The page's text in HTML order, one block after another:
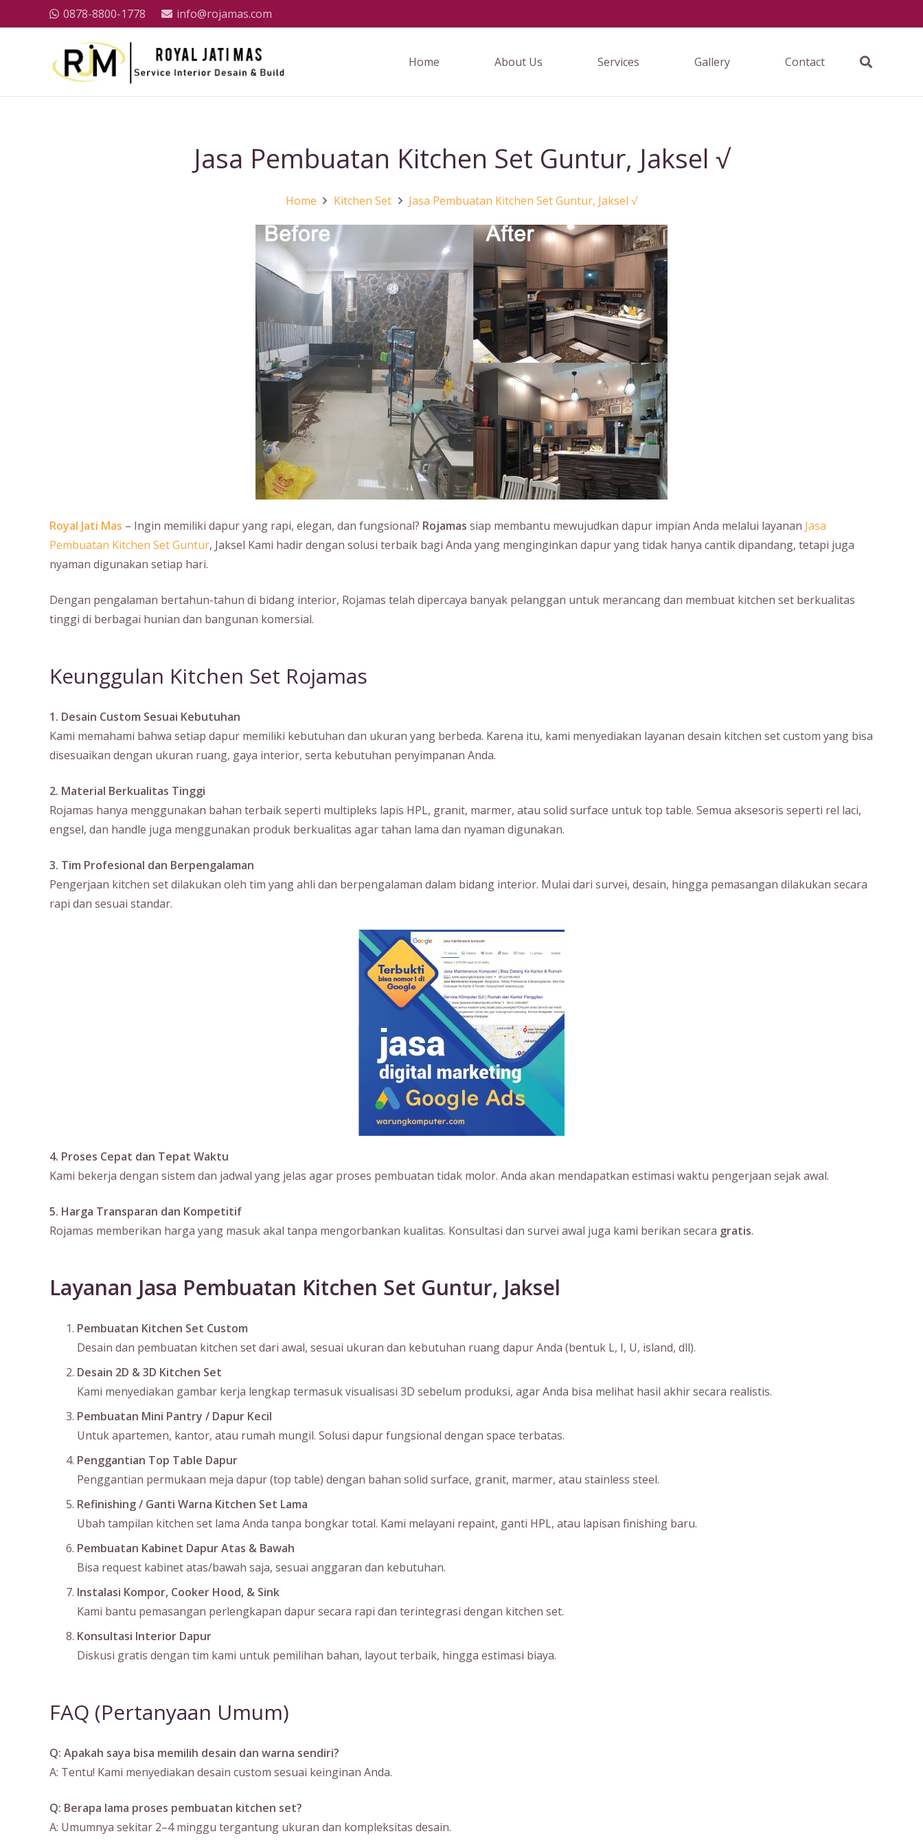
0878-8800-1778 info@rojamas.com
Home About Us Services Gallery Contact
Jasa Pembuatan Kitchen Set Guntur, Jaksel √
Home Kitchen Set Jasa Pembuatan Kitchen Set Guntur, Jaksel √
Royal Jati Mas – Ingin memiliki dapur yang rapi, elegan, dan fungsional? Rojamas siap membantu mewujudkan dapur impian Anda melalui layanan Jasa
Pembuatan Kitchen Set Guntur, Jaksel Kami hadir dengan solusi terbaik bagi Anda yang menginginkan dapur yang tidak hanya cantik dipandang, tetapi juga
nyaman digunakan setiap hari.
Dengan pengalaman bertahun-tahun di bidang interior, Rojamas telah dipercaya banyak pelanggan untuk merancang dan membuat kitchen set berkualitas
tinggi di berbagai hunian dan bangunan komersial.
Keunggulan Kitchen Set Rojamas
1. Desain Custom Sesuai Kebutuhan
Kami memahami bahwa setiap dapur memiliki kebutuhan dan ukuran yang berbeda. Karena itu, kami menyediakan layanan desain kitchen set custom yang bisa
disesuaikan dengan ukuran ruang, gaya interior, serta kebutuhan penyimpanan Anda.
2. Material Berkualitas Tinggi
Rojamas hanya menggunakan bahan terbaik seperti multipleks lapis HPL, granit, marmer, atau solid surface untuk top table. Semua aksesoris seperti rel laci,
engsel, dan handle juga menggunakan produk berkualitas agar tahan lama dan nyaman digunakan.
3. Tim Profesional dan Berpengalaman
Pengerjaan kitchen set dilakukan oleh tim yang ahli dan berpengalaman dalam bidang interior. Mulai dari survei, desain, hingga pemasangan dilakukan secara
rapi dan sesuai standar.
4. Proses Cepat dan Tepat Waktu
Kami bekerja dengan sistem dan jadwal yang jelas agar proses pembuatan tidak molor. Anda akan mendapatkan estimasi waktu pengerjaan sejak awal.
5. Harga Transparan dan Kompetitif
Rojamas memberikan harga yang masuk akal tanpa mengorbankan kualitas. Konsultasi dan survei awal juga kami berikan secara gratis.
Layanan Jasa Pembuatan Kitchen Set Guntur, Jaksel
Pembuatan Kitchen Set Custom
Desain dan pembuatan kitchen set dari awal, sesuai ukuran dan kebutuhan ruang dapur Anda (bentuk L, I, U, island, dll).
Desain 2D & 3D Kitchen Set
Kami menyediakan gambar kerja lengkap termasuk visualisasi 3D sebelum produksi, agar Anda bisa melihat hasil akhir secara realistis.
Pembuatan Mini Pantry / Dapur Kecil
Untuk apartemen, kantor, atau rumah mungil. Solusi dapur fungsional dengan space terbatas.
Penggantian Top Table Dapur
Penggantian permukaan meja dapur (top table) dengan bahan solid surface, granit, marmer, atau stainless steel.
Refinishing / Ganti Warna Kitchen Set Lama
Ubah tampilan kitchen set lama Anda tanpa bongkar total. Kami melayani repaint, ganti HPL, atau lapisan finishing baru.
Pembuatan Kabinet Dapur Atas & Bawah
Bisa request kabinet atas/bawah saja, sesuai anggaran dan kebutuhan.
Instalasi Kompor, Cooker Hood, & Sink
Kami bantu pemasangan perlengkapan dapur secara rapi dan terintegrasi dengan kitchen set.
Konsultasi Interior Dapur
Diskusi gratis dengan tim kami untuk pemilihan bahan, layout terbaik, hingga estimasi biaya.
FAQ (Pertanyaan Umum)
Q: Apakah saya bisa memilih desain dan warna sendiri?
A: Tentu! Kami menyediakan desain custom sesuai keinginan Anda.
Q: Berapa lama proses pembuatan kitchen set?
A: Umumnya sekitar 2–4 minggu tergantung ukuran dan kompleksitas desain.